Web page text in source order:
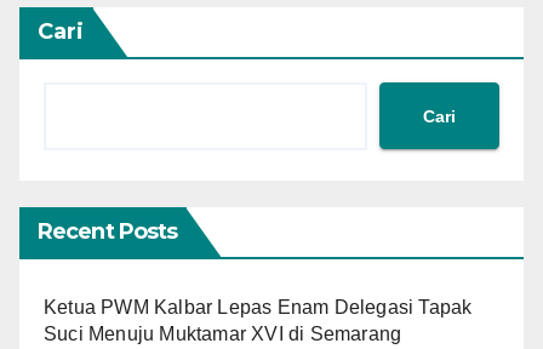
Cari
Cari
Recent Posts
Ketua PWM Kalbar Lepas Enam Delegasi Tapak
Suci Menuju Muktamar XVI di Semarang